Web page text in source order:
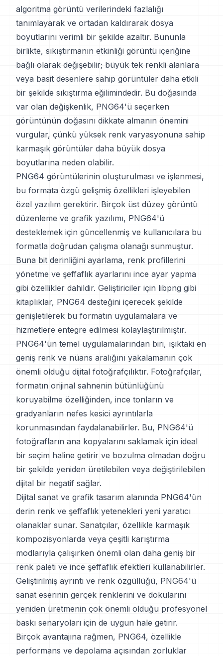
algoritma görüntü verilerindeki fazlalığı
tanımlayarak ve ortadan kaldırarak dosya
boyutlarını verimli bir şekilde azaltır. Bununla
birlikte, sıkıştırmanın etkinliği görüntü içeriğine
bağlı olarak değişebilir; büyük tek renkli alanlara
veya basit desenlere sahip görüntüler daha etkili
bir şekilde sıkıştırma eğilimindedir. Bu doğasında
var olan değişkenlik, PNG64'ü seçerken
görüntünün doğasını dikkate almanın önemini
vurgular, çünkü yüksek renk varyasyonuna sahip
karmaşık görüntüler daha büyük dosya
boyutlarına neden olabilir.
PNG64 görüntülerinin oluşturulması ve işlenmesi,
bu formata özgü gelişmiş özellikleri işleyebilen
özel yazılım gerektirir. Birçok üst düzey görüntü
düzenleme ve grafik yazılımı, PNG64'ü
desteklemek için güncellenmiş ve kullanıcılara bu
formatla doğrudan çalışma olanağı sunmuştur.
Buna bit derinliğini ayarlama, renk profillerini
yönetme ve şeffaflık ayarlarını ince ayar yapma
gibi özellikler dahildir. Geliştiriciler için libpng gibi
kitaplıklar, PNG64 desteğini içerecek şekilde
genişletilerek bu formatın uygulamalara ve
hizmetlere entegre edilmesi kolaylaştırılmıştır.
PNG64'ün temel uygulamalarından biri, ışıktaki en
geniş renk ve nüans aralığını yakalamanın çok
önemli olduğu dijital fotoğrafçılıktır. Fotoğrafçılar,
formatın orijinal sahnenin bütünlüğünü
koruyabilme özelliğinden, ince tonların ve
gradyanların nefes kesici ayrıntılarla
korunmasından faydalanabilirler. Bu, PNG64'ü
fotoğrafların ana kopyalarını saklamak için ideal
bir seçim haline getirir ve bozulma olmadan doğru
bir şekilde yeniden üretilebilen veya değiştirilebilen
dijital bir negatif sağlar.
Dijital sanat ve grafik tasarım alanında PNG64'ün
derin renk ve şeffaflık yetenekleri yeni yaratıcı
olanaklar sunar. Sanatçılar, özellikle karmaşık
kompozisyonlarda veya çeşitli karıştırma
modlarıyla çalışırken önemli olan daha geniş bir
renk paleti ve ince şeffaflık efektleri kullanabilirler.
Geliştirilmiş ayrıntı ve renk özgüllüğü, PNG64'ü
sanat eserinin gerçek renklerini ve dokularını
yeniden üretmenin çok önemli olduğu profesyonel
baskı senaryoları için de uygun hale getirir.
Birçok avantajına rağmen, PNG64, özellikle
performans ve depolama açısından zorluklar